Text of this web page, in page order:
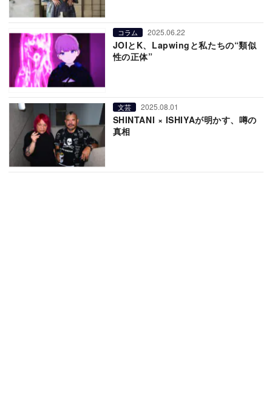
コラム 2025.06.22
JOIとK、Lapwingと私たちの“類似
性の正体”
文芸 2025.08.01
SHINTANI × ISHIYAが明かす、噂の
真相